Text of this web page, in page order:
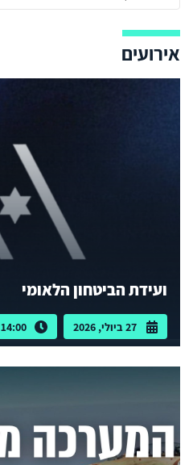
אירועים
ועידת הביטחון הלאומי
27 ביולי, 2026 14:00 - 10:00